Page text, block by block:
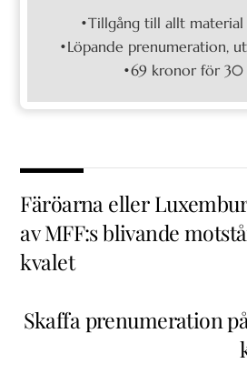
•Tillgång till allt material
•Löpande prenumeration,
•69 kronor för 30
Färöarna eller
av MFF:s blivande
kvalet
Skaffa prenumeration